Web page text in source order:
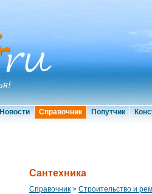
Новости Справочник Попутчик
Сантехника
Справочник > Строительство и